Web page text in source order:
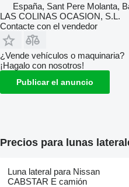
España, Sant Pere Molanta,
LAS COLINAS OCASION, S.L.
Contacte con el vendedor
¿Vende vehículos o maquinaria?
¡Hagalo con nosotros!
Publicar el anuncio
Precios para lunas
Luna lateral para Nissan
CABSTAR E camión